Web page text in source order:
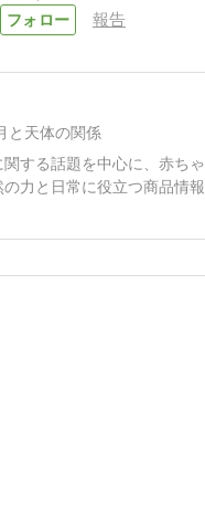
報告
と天体の関係
する話題を中心に、赤ち
力と日常に役立つ商品情